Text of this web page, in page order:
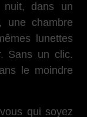
nuit, dans un
une chambre
lunettes
Sans un clic.
le moindre
qui soyez